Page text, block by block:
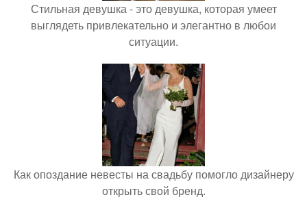
Стильная девушка - это девушка, которая умеет
выглядеть привлекательно и элегантно в любои
ситуации.
Как опоздание невесты на свадьбу помогло дизайнеру
открыть свой бренд.